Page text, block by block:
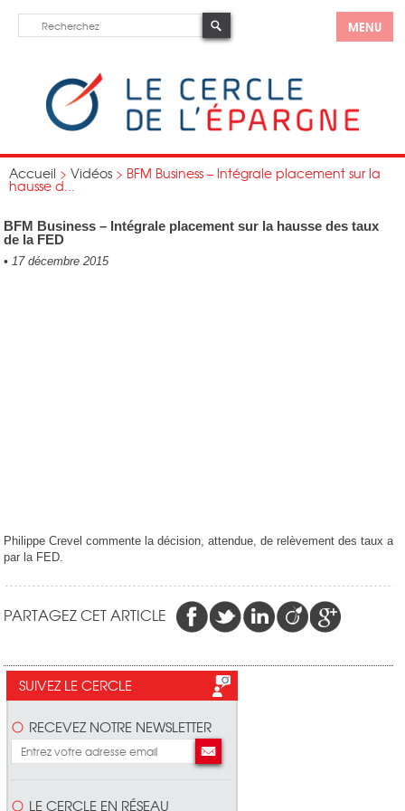
MENU
Accueil > Vidéos > BFM Business – Intégrale placement sur la
hausse d...
BFM Business – Intégrale placement sur la hausse des taux
de la FED
• 17 décembre 2015
Philippe Crevel commente la décision, attendue, de relèvement des taux
par la FED.
PARTAGEZ CET ARTICLE
SUIVEZ LE CERCLE
RECEVEZ NOTRE NEWSLETTER
LE CERCLE EN RÉSEAU